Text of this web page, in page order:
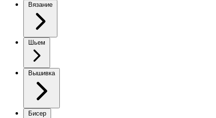
Вязание
Шьем
Вышивка
Бисер